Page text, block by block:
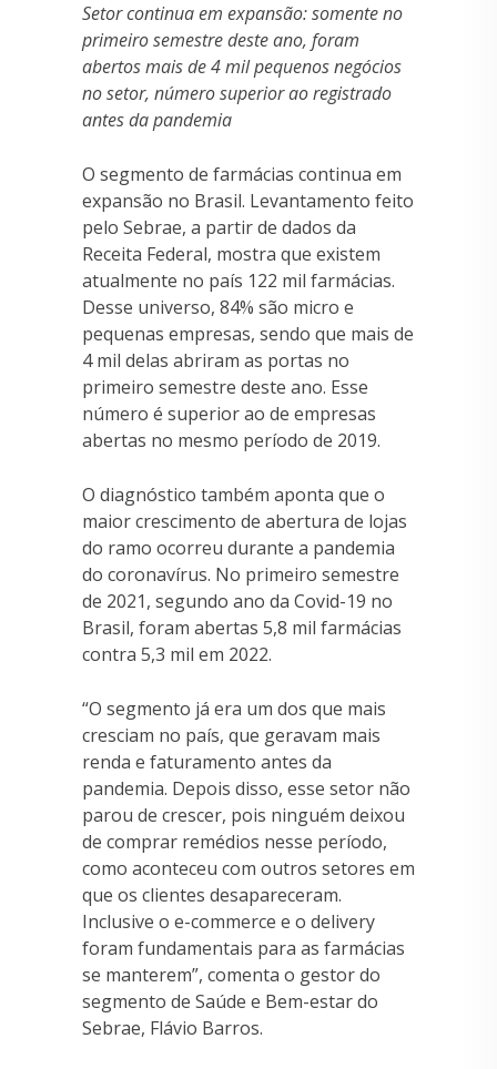
Setor continua em expansão: somente no
primeiro semestre deste ano, foram
abertos mais de 4 mil pequenos negócios
no setor, número superior ao registrado
antes da pandemia
O segmento de farmácias continua em
expansão no Brasil. Levantamento feito
pelo Sebrae, a partir de dados da
Receita Federal, mostra que existem
atualmente no país 122 mil farmácias.
Desse universo, 84% são micro e
pequenas empresas, sendo que mais de
4 mil delas abriram as portas no
primeiro semestre deste ano. Esse
número é superior ao de empresas
abertas no mesmo período de 2019.
O diagnóstico também aponta que o
maior crescimento de abertura de lojas
do ramo ocorreu durante a pandemia
do coronavírus. No primeiro semestre
de 2021, segundo ano da Covid-19 no
Brasil, foram abertas 5,8 mil farmácias
contra 5,3 mil em 2022.
“O segmento já era um dos que mais
cresciam no país, que geravam mais
renda e faturamento antes da
pandemia. Depois disso, esse setor não
parou de crescer, pois ninguém deixou
de comprar remédios nesse período,
como aconteceu com outros setores em
que os clientes desapareceram.
Inclusive o e-commerce e o delivery
foram fundamentais para as farmácias
se manterem”, comenta o gestor do
segmento de Saúde e Bem-estar do
Sebrae, Flávio Barros.